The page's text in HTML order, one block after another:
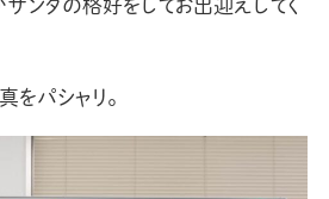
サンタの格好をしてお出迎えしてく
をパシャリ。